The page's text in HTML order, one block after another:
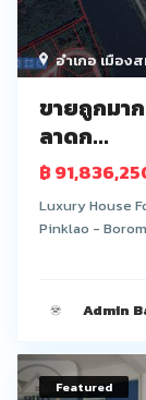
อำเภอ เมือง
ขายถูกมา
ลาดก...
฿
Luxury House
Pinklao -
Admin
Featured